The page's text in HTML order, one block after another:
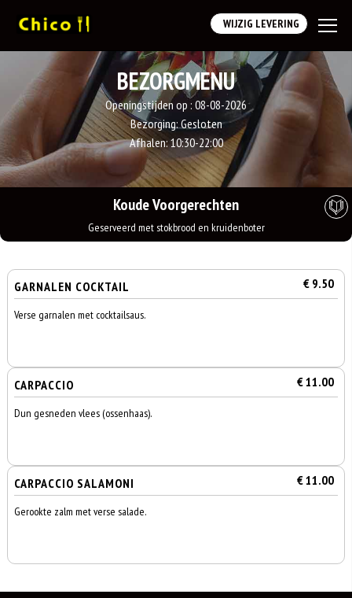
WIJZIG LEVERING
BEZORGMENU
Openingstijden op : 08-08-2026
Bezorging:Gesloten
Afhalen:10:30-22:00
Koude Voorgerechten
Geserveerd met stokbrood en kruidenboter
GARNALEN COCKTAIL € 9.50
Verse garnalen met cocktailsaus.
CARPACCIO € 11.00
Dun gesneden vlees (ossenhaas).
CARPACCIO SALAMONI € 11.00
Gerookte zalm met verse salade.